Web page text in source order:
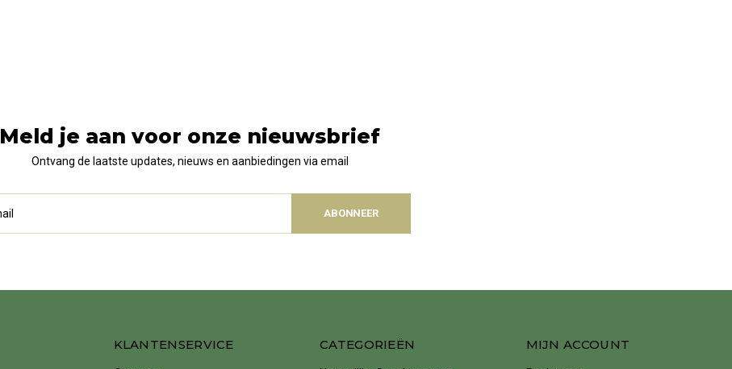
Meld je aan voor onze nieuwsbrief
Ontvang de laatste updates, nieuws en aanbiedingen via email
ABONNEER
KLANTENSERVICE CATEGORIEËN MIJN ACCOUNT